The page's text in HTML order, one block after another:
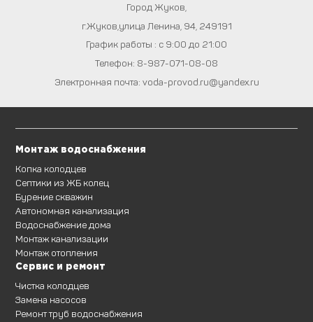
Город Жуков
г.Жуков,улица Ленина, 94, 249191
График работы : с 9:00 до 21:00
Телефон: 8-987-071-08-08
Электронная почта: voda-provod.ru@yandex.ru
Монтаж водоснабжения
Копка колодцев
Септики из ЖБ колец
Бурение скважин
Автономная канализация
Водоснабжение дома
Монтаж канализации
Монтаж отопления
Сервис и ремонт
Чистка колодцев
Замена насосов
Ремонт труб водоснабжения